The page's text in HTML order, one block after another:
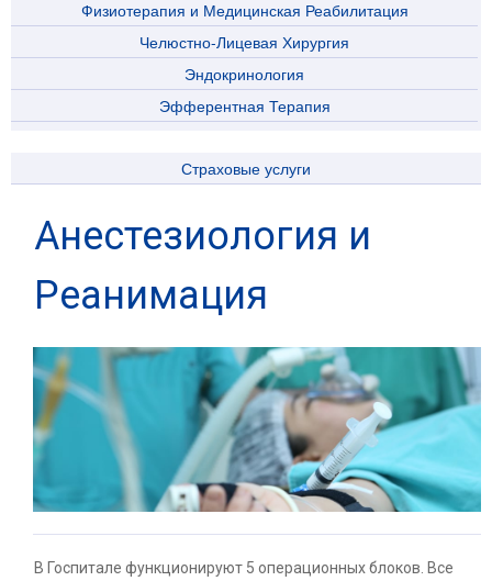
Физиотерапия и Медицинская Реабилитация
Челюстно-Лицевая Хирургия
Эндокринология
Эфферентная Терапия
Страховые услуги
Анестезиология и
Реанимация
В Госпитале функционируют 5 операционных блоков. Все